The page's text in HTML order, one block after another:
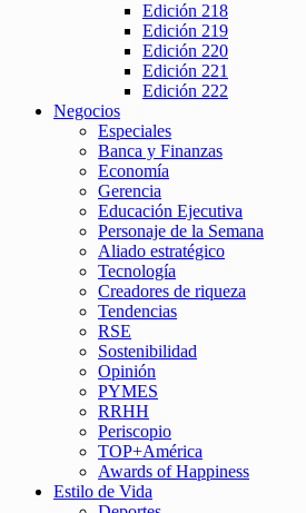
Edición 218
Edición 219
Edición 220
Edición 221
Edición 222
Negocios
Especiales
Banca y Finanzas
Economía
Gerencia
Educación Ejecutiva
Personaje de la Semana
Aliado estratégico
Tecnología
Creadores de riqueza
Tendencias
RSE
Sostenibilidad
Opinión
PYMES
RRHH
Periscopio
TOP+América
Awards of Happiness
Estilo de Vida